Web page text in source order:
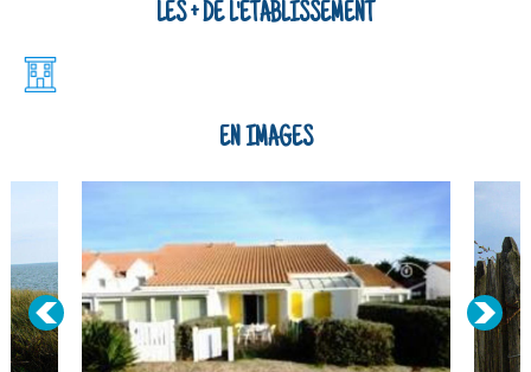
LES + DE L'ÉTABLISSEMENT
EN IMAGES